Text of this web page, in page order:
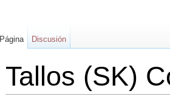
Tallos (SK)
Página Discusión